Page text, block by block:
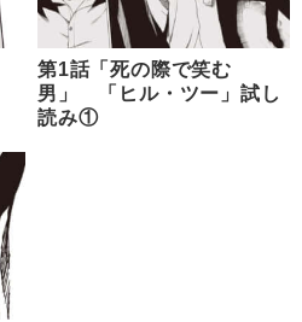
第1話「死の際で笑む
男」 「ヒル・ツー」試し
読み①